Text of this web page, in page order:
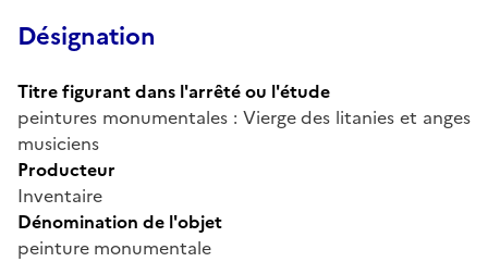
Désignation
Titre figurant dans l'arrêté ou l'étude
peintures monumentales : Vierge des litanies et anges
musiciens
Producteur
Inventaire
Dénomination de l'objet
peinture monumentale